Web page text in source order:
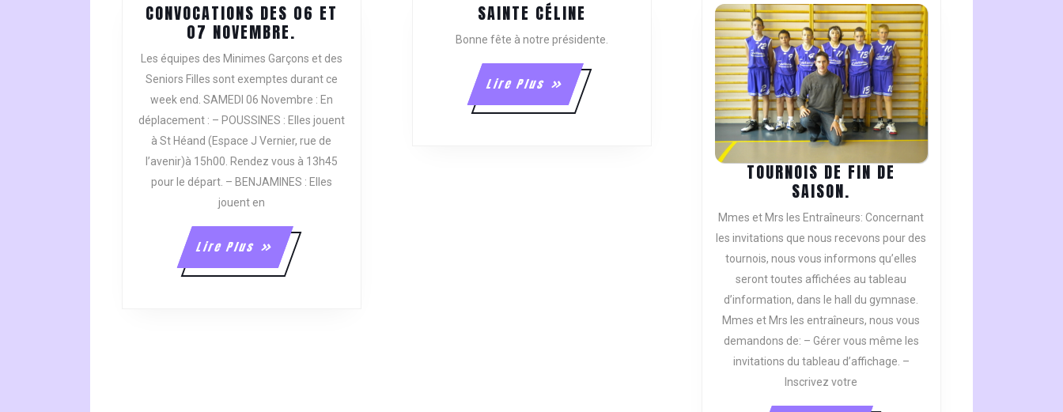
CONVOCATIONS DES 06 ET
07 NOVEMBRE.
DES
06
ET
07
NOVEMBRE.
Les équipes des Minimes Garçons et des
Seniors Filles sont exemptes durant ce
week end. SAMEDI 06 Novembre : En
déplacement : – POUSSINES : Elles jouent
à St Héand (Espace J Vernier, rue de
l’avenir)à 15h00. Rendez vous à 13h45
pour le départ. – BENJAMINES : Elles
jouent en
Lire Plus
Lire
Plus
SAINTE CÉLINE
CÉLINE
Bonne fête à notre présidente.
Lire Plus
Lire
Plus
TOURNOIS DE FIN DE
SAISON.
DE
FIN
DE
SAISON.
Mmes et Mrs les Entraîneurs: Concernant
les invitations que nous recevons pour des
tournois, nous vous informons qu’elles
seront toutes affichées au tableau
d’information, dans le hall du gymnase.
Mmes et Mrs les entraîneurs, nous vous
demandons de: – Gérer vous même les
invitations du tableau d’affichage. –
Inscrivez votre